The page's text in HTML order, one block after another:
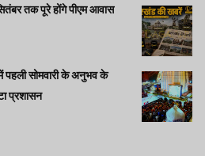
तक पूरे होंगे पीएम आवास
सोमवारी के अनुभव के
प्रशासन